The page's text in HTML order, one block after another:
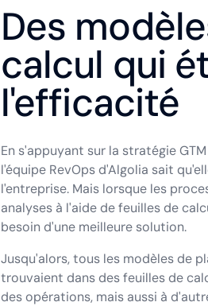
Des
calcul qui
l'efficacité
En s'appuyant sur la stratégie
l'équipe RevOps d'Algolia sait
l'entreprise. Mais lorsque les
analyses à l'aide de feuilles de
besoin d'une meilleure solution.
Jusqu'alors, tous les modèles de
trouvaient dans des feuilles de
des opérations, mais aussi à